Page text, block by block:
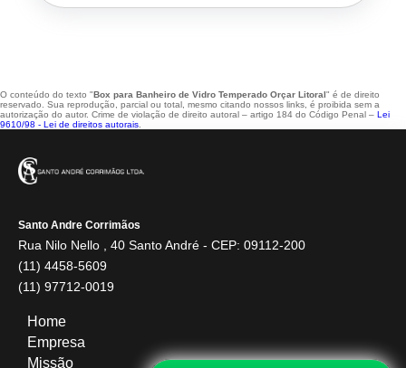
O conteúdo do texto "Box para Banheiro de Vidro Temperado Orçar Litoral" é de direito
reservado. Sua reprodução, parcial ou total, mesmo citando nossos links, é proibida sem a
autorização do autor. Crime de violação de direito autoral – artigo 184 do Código Penal – Lei
9610/98 - Lei de direitos autorais
Santo Andre Corrimãos
Rua Nilo Nello , 40 Santo André - CEP: 09112-200
(11) 4458-5609
(11) 97712-0019
Home
Empresa
Missão